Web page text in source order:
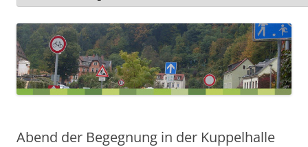
Abend der Begegnung in der Kuppelhalle